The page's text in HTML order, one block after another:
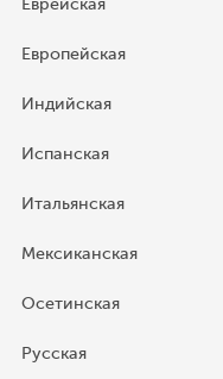
Европейская
Индийская
Испанская
Итальянская
Мексиканская
Осетинская
Русская